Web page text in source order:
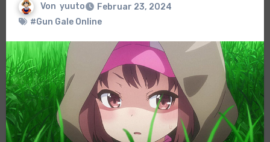
Von yuuto
Februar 23, 2024
#Gun Gale Online